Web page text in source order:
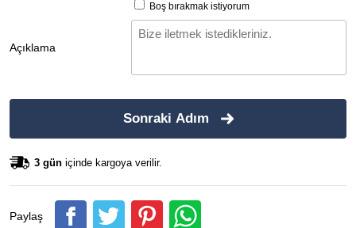
Boş bırakmak istiyorum
Açıklama
Sonraki Adım
3 gün içinde kargoya verilir.
Paylaş